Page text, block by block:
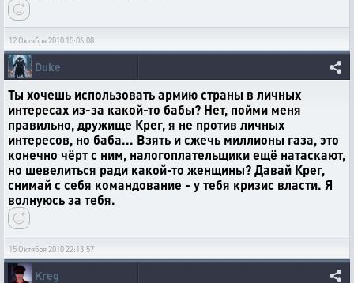
12 Октября 2010 15:06:08
Duke
Ты хочешь использовать армию страны в личных
интересах из-за какой-то бабы? Нет, пойми меня
правильно, дружище Крег, я не против личных
интересов, но баба... Взять и сжечь миллионы газа, это
конечно чёрт с ним, налогоплательщики ещё натаскают,
но шевелиться ради какой-то женщины? Давай Крег,
снимай с себя командование - у тебя кризис власти. Я
волнуюсь за тебя.
15 Октября 2010 22:13:57
Kreg